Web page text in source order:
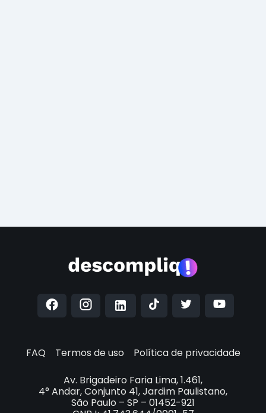
FAQ Termos de uso
Política de privacidade
Av. Brigadeiro Faria Lima, 1.461,
4° Andar, Conjunto 41, Jardim Paulistano,
São Paulo – SP – 01452-921